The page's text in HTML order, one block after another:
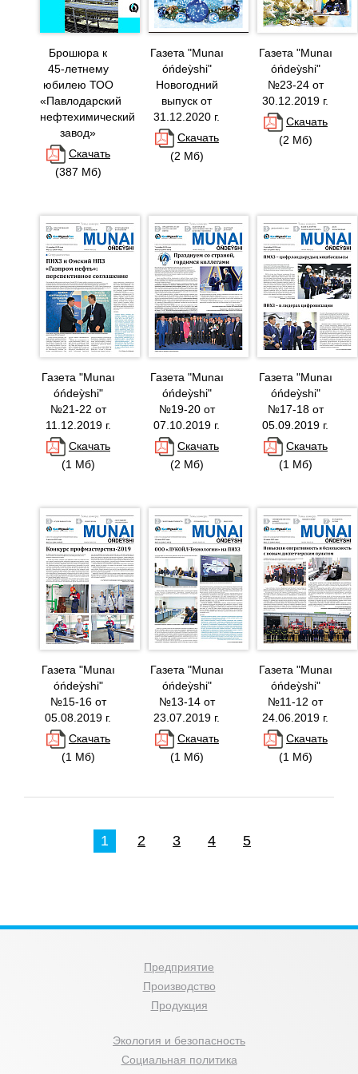
Брошюра к
45-летнему
юбилею ТОО
«Павлодарский
нефтехимический
завод»
Скачать
(387 Мб)
Газета "Munaı
óńdeỳshi"
Новогодний
выпуск от
31.12.2020 г.
Скачать
(2 Мб)
Газета "Munaı
óńdeỳshi"
№23-24 от
30.12.2019 г.
Скачать
(2 Мб)
Газета "Munaı
óńdeỳshi"
№21-22 от
11.12.2019 г.
Скачать
(1 Мб)
Газета "Munaı
óńdeỳshi"
№19-20 от
07.10.2019 г.
Скачать
(2 Мб)
Газета "Munaı
óńdeỳshi"
№17-18 от
05.09.2019 г.
Скачать
(1 Мб)
Газета "Munaı
óńdeỳshi"
№15-16 от
05.08.2019 г.
Скачать
(1 Мб)
Газета "Munaı
óńdeỳshi"
№13-14 от
23.07.2019 г.
Скачать
(1 Мб)
Газета "Munaı
óńdeỳshi"
№11-12 от
24.06.2019 г.
Скачать
(1 Мб)
1 2 3 4 5
Предприятие
Производство
Продукция
Экология и безопасность
Социальная политика